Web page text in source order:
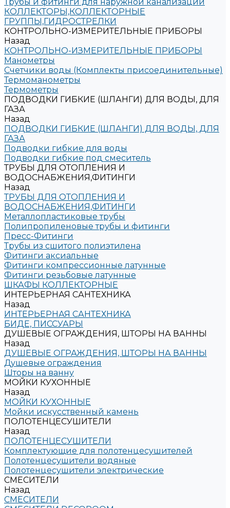
КОЛЛЕКТОРЫ,КОЛЛЕКТОРНЫЕ
ГРУППЫ,ГИДРОСТРЕЛКИ
КОНТРОЛЬНО-ИЗМЕРИТЕЛЬНЫЕ ПРИБОРЫ
Назад
КОНТРОЛЬНО-ИЗМЕРИТЕЛЬНЫЕ ПРИБОРЫ
Манометры
Счетчики воды (Комплекты присоединительные)
Термоманометры
Термометры
ПОДВОДКИ ГИБКИЕ (ШЛАНГИ) ДЛЯ ВОДЫ, ДЛЯ
ГАЗА
Назад
ПОДВОДКИ ГИБКИЕ (ШЛАНГИ) ДЛЯ ВОДЫ, ДЛЯ
ГАЗА
Подводки гибкие для воды
Подводки гибкие под смеситель
ТРУБЫ ДЛЯ ОТОПЛЕНИЯ И
ВОДОСНАБЖЕНИЯ,ФИТИНГИ
Назад
ТРУБЫ ДЛЯ ОТОПЛЕНИЯ И
ВОДОСНАБЖЕНИЯ,ФИТИНГИ
Металлопластиковые трубы
Полипропиленовые трубы и фитинги
Пресс-Фитинги
Трубы из сшитого полиэтилена
Фитинги аксиальные
Фитинги компрессионные латунные
Фитинги резьбовые латунные
ШКАФЫ КОЛЛЕКТОРНЫЕ
ИНТЕРЬЕРНАЯ САНТЕХНИКА
Назад
ИНТЕРЬЕРНАЯ САНТЕХНИКА
БИДЕ, ПИССУАРЫ
ДУШЕВЫЕ ОГРАЖДЕНИЯ, ШТОРЫ НА ВАННЫ
Назад
ДУШЕВЫЕ ОГРАЖДЕНИЯ, ШТОРЫ НА ВАННЫ
Душевые ограждения
Шторы на ванну
МОЙКИ КУХОННЫЕ
Назад
МОЙКИ КУХОННЫЕ
Мойки искусственный камень
ПОЛОТЕНЦЕСУШИТЕЛИ
Назад
ПОЛОТЕНЦЕСУШИТЕЛИ
Комплектующие для полотенцесушителей
Полотенцесушители водяные
Полотенцесушители электрические
СМЕСИТЕЛИ
Назад
СМЕСИТЕЛИ